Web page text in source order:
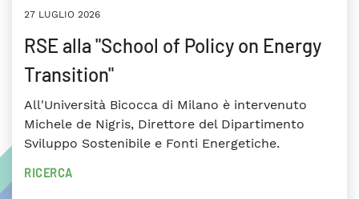
27 LUGLIO 2026
RSE alla "School of Policy on Energy
Transition"
All'Università Bicocca di Milano è intervenuto
Michele de Nigris, Direttore del Dipartimento
Sviluppo Sostenibile e Fonti Energetiche.
RICERCA